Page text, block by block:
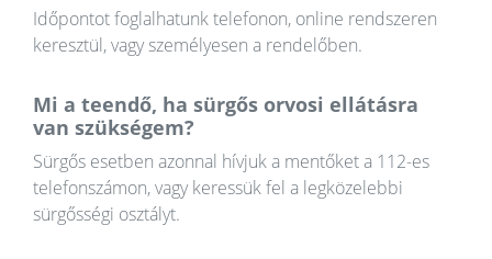
Időpontot foglalhatunk telefonon, online rendszeren
keresztül, vagy személyesen a rendelőben.
Mi a teendő, ha sürgős orvosi ellátásra
van szükségem?
Sürgős esetben azonnal hívjuk a mentőket a 112-es
telefonszámon, vagy keressük fel a legközelebbi
sürgősségi osztályt.